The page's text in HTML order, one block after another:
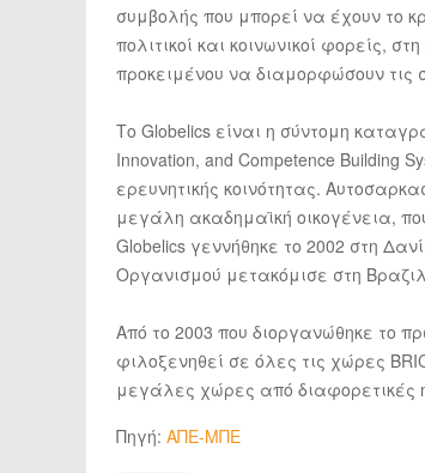
συμβολής που μπορεί να έχουν το
πολιτικοί και κοινωνικοί φορείς,
προκειμένου να διαμορφώσουν τις
Το Globelics είναι η σύντομη
Innovation, and Competence Building
ερευνητικής κοινότητας.
μεγάλη ακαδημαϊκή οικογένεια,
Globelics γεννήθηκε το 2002 στη
Οργανισμού μετακόμισε στη
Από το 2003 που διοργανώθηκε το
φιλοξενηθεί σε όλες τις χώρες
μεγάλες χώρες από διαφορετικές
Πηγή: ΑΠΕ-ΜΠΕ